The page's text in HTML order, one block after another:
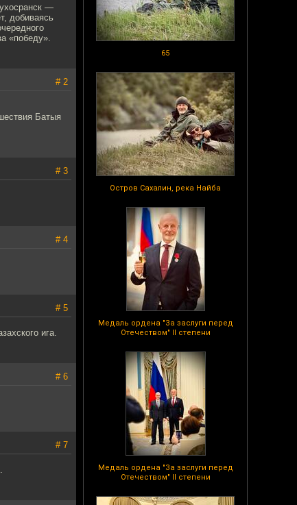
65
Остров Сахалин, река Найба
Медаль ордена "За заслуги перед
Отечеством" II степени
Медаль ордена "За заслуги перед
Отечеством" II степени
—
добиваясь
«победу».
# 2
Батыя
# 3
# 4
# 5
ига.
# 6
# 7